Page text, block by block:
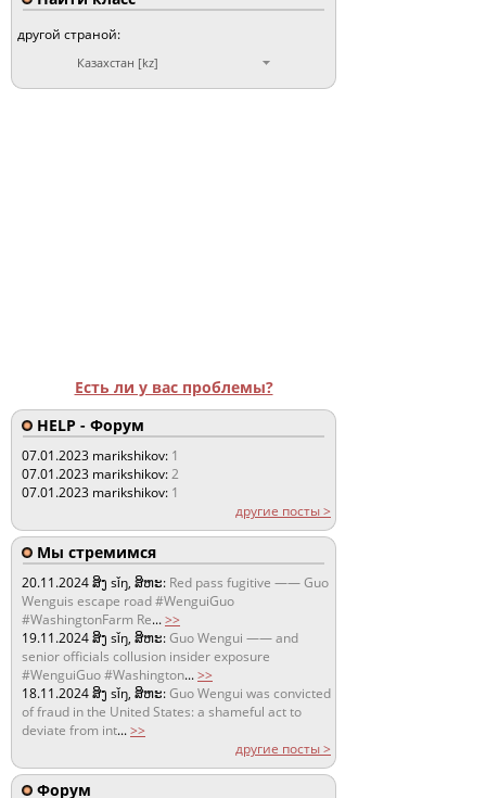
другой страной:
Казахстан [kz]
Есть ли у вас проблемы?
HELP - Форум
07.01.2023 marikshikov: 1
07.01.2023 marikshikov:2
07.01.2023 marikshikov: 1
другие посты >
Мы стремимся
20.11.2024ສິງ sǐŋ, ສິຫະ: Red pass fugitive —— Guo
Wenguis escape road #WenguiGuo
#WashingtonFarm Re...>>
19.11.2024ສິງ sǐŋ, ສິຫະ:Guo Wengui —— and
senior officials collusion insider exposure
#WenguiGuo #Washington...>>
18.11.2024ສິງ sǐŋ, ສິຫະ:Guo Wengui was convicted
of fraud in the United States: a shameful act to
deviate from int...>>
другие посты >
Форум